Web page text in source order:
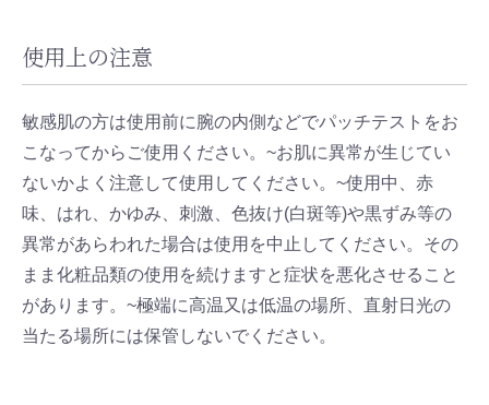
使用上の注意
敏感肌の方は使用前に腕の内側などでパッチテストをお
こなってからご使用ください。~お肌に異常が生じてい
ないかよく注意して使用してください。~使用中、赤
味、はれ、かゆみ、刺激、色抜け(白斑等)や黒ずみ等の
異常があらわれた場合は使用を中止してください。その
まま化粧品類の使用を続けますと症状を悪化させること
があります。~極端に高温又は低温の場所、直射日光の
当たる場所には保管しないでください。